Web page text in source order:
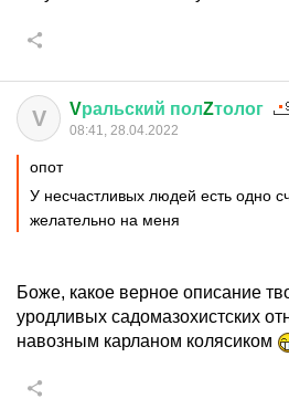
V Vральский полZтолог
08:41, 28.04.2022
опот
У несчастливых людей есть одно
желательно на меня
Боже, какое верное описание
уродливых садомазохистских
навозным карланом колясиком